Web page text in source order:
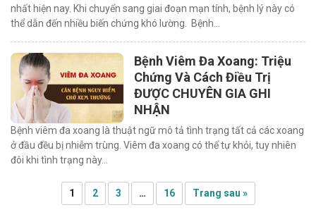
nhất hiện nay. Khi chuyển sang giai đoạn mạn tính, bệnh lý này có
thể dẫn đến nhiều biến chứng khó lường. Bệnh…
Bệnh Viêm Đa Xoang: Triệu
Chứng Và Cách Điều Trị
ĐƯỢC CHUYÊN GIA GHI
NHẬN
Bệnh viêm đa xoang là thuật ngữ mô tả tình trạng tất cả các xoang
ở đầu đều bị nhiễm trùng. Viêm đa xoang có thể tự khỏi, tuy nhiên
đôi khi tình trạng này…
1 2 3 … 16 Trang sau »